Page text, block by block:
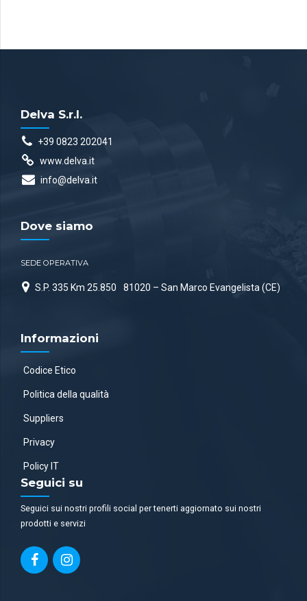
Delva S.r.l.
+39 0823 202041
www.delva.it
info@delva.it
Dove siamo
SEDE OPERATIVA
S.P. 335 Km 25.850 81020 – San Marco Evangelista (CE)
Informazioni
Codice Etico
Politica della qualità
Suppliers
Privacy
Policy IT
Seguici su
Seguici sui nostri profili social per tenerti aggiornato sui nostri
prodotti e servizi